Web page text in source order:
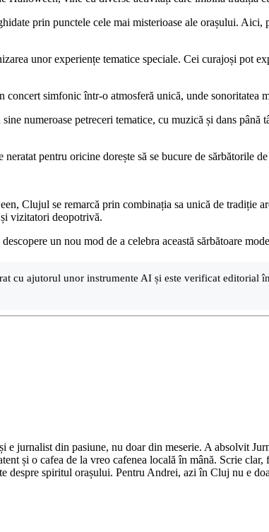
prin punctele cele mai misterioase ale orașului.
unor experiențe tematice speciale. Cei curajoși pot
simfonic într-o atmosferă unică, unde sonoritatea
numeroase petreceri tematice, cu muzică și dans
pentru oricine dorește să se bucure de sărbătorile
Clujul se remarcă prin combinația sa unică de tradiție
vizitatori deopotrivă.
un nou mod de a celebra această sărbătoare
cu ajutorul unor instrumente AI și este verificat
e jurnalist din pasiune, nu doar din meserie. A absolvit
și o cafea de la vreo cafenea locală în mână. Scrie
despre spiritul orașului. Pentru Andrei, azi în Cluj nu e